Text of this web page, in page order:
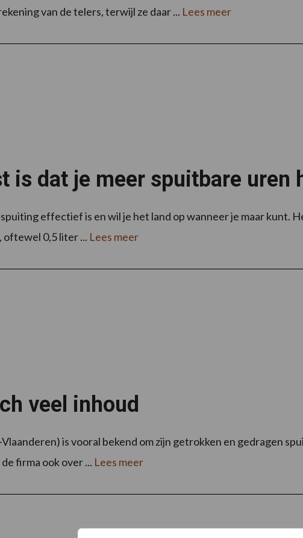
van de telers, terwijl ze daar ... Lees meer
is dat je meer spuitbare uren
effectief is en wil je het land op wanneer je maar kunt.
oftewel 0,5 liter ... Lees meer
veel inhoud
is vooral bekend om zijn getrokken en gedragen
firma ook over ... Lees meer